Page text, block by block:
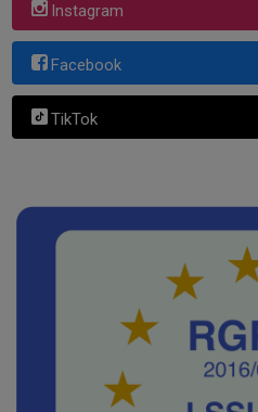
Instagram
Facebook
TikTok